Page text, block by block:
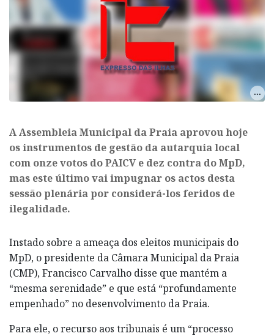
A Assembleia Municipal da Praia aprovou hoje
os instrumentos de gestão da autarquia local
com onze votos do PAICV e dez contra do MpD,
mas este último vai impugnar os actos desta
sessão plenária por considerá-los feridos de
ilegalidade.
Instado sobre a ameaça dos eleitos municipais do
MpD, o presidente da Câmara Municipal da Praia
(CMP), Francisco Carvalho disse que mantém a
“mesma serenidade” e que está “profundamente
empenhado” no desenvolvimento da Praia.
Para ele, o recurso aos tribunais é um “processo